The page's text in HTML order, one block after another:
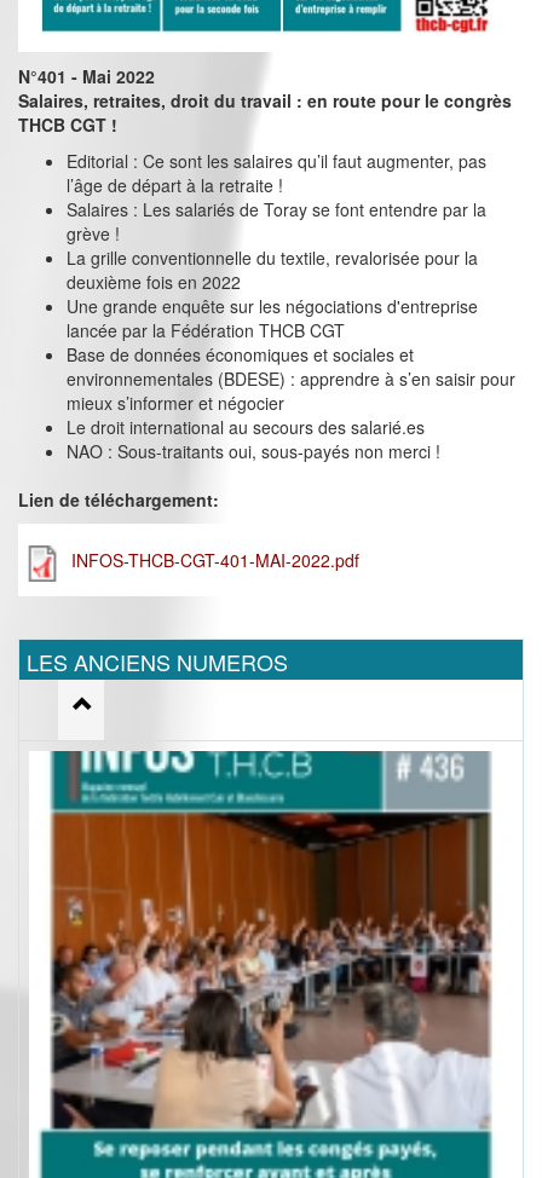
N°401 - Mai 2022
Salaires, retraites, droit du travail : en route pour le congrès
THCB CGT !
Editorial : Ce sont les salaires qu’il faut augmenter, pas
l’âge de départ à la retraite !
Salaires : Les salariés de Toray se font entendre par la
grève !
La grille conventionnelle du textile, revalorisée pour la
deuxième fois en 2022
Une grande enquête sur les négociations d'entreprise
lancée par la Fédération THCB CGT
Base de données économiques et sociales et
environnementales (BDESE) : apprendre à s’en saisir pour
mieux s’informer et négocier
Le droit international au secours des salarié.es
NAO : Sous-traitants oui, sous-payés non merci !
Lien de téléchargement:
INFOS-THCB-CGT-401-MAI-2022.pdf
LES ANCIENS NUMEROS